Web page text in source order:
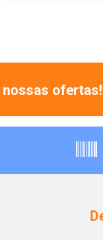
ofertas!